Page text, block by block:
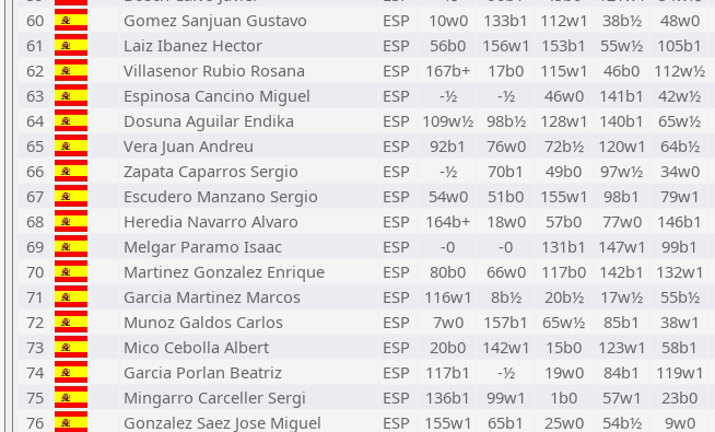
60
Gomez Sanjuan Gustavo ESP 10w0 133b1 112w1 38b½ 48w0
61
Laiz Ibanez Hector ESP 56b0 156w1 153b1 55w½ 105b1
62
Villasenor Rubio Rosana ESP 167b+ 17b0 115w1 46b0 112w½
63
Espinosa Cancino Miguel ESP -½ -½ 46w0 141b1 42w½
64
Dosuna Aguilar Endika ESP 109w½ 98b½ 128w1 140b1 65w½
65
Vera Juan Andreu ESP 92b1 76w0 72b½ 120w1 64b½
66
Zapata Caparros Sergio ESP -½ 70b1 49b0 97w½ 34w0
67
Escudero Manzano Sergio ESP 54w0 51b0 155w1 98b1 79w1
68
Heredia Navarro Alvaro ESP 164b+ 18w0 57b0 77w0 146b1
69
Melgar Paramo Isaac ESP -0 -0 131b1 147w1 99b1
70
Martinez Gonzalez Enrique ESP 80b0 66w0 117b0 142b1 132w1
71
Garcia Martinez Marcos ESP 116w1 8b½ 20b½ 17w½ 55b½
72
Munoz Galdos Carlos ESP 7w0 157b1 65w½ 85b1 38w1
73
Mico Cebolla Albert ESP 20b0 142w1 15b0 123w1 58b1
74
Garcia Porlan Beatriz ESP 117b1 -½ 19w0 84b1 119w1
75
Mingarro Carceller Sergi ESP 136b1 99w1 1b0 57w1 23b0
76
Gonzalez Saez Jose Miguel ESP 155w1 65b1 25w0 54b½ 9w0